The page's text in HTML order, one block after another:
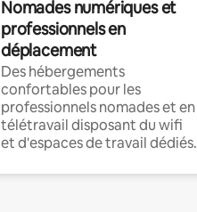
Nomades numériques et
professionnels en
déplacement
Des hébergements
confortables pour les
professionnels nomades et en
télétravail disposant du wifi
et d'espaces de travail dédiés.